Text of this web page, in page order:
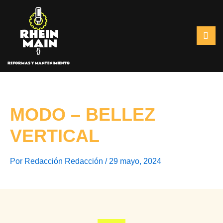
contenido
MODO – BELLEZ
VERTICAL
Por Redacción Redacción /29 mayo, 2024